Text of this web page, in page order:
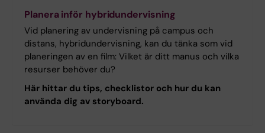
Planera inför hybridundervisning
Vid planering av undervisning på campus och
distans, hybridundervisning, kan du tänka som vid
planeringen av en film: Vilket är ditt manus och vilka
resurser behöver du?
Här hittar du tips, checklistor och hur du kan
använda dig av storyboard.